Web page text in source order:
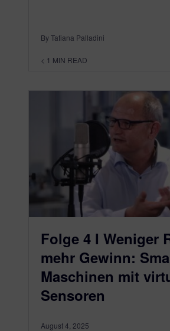
By Tatiana Palladini
< 1 MIN READ
Folge 4 I Weniger
mehr Gewinn:
Maschinen mit
Sensoren
August 4, 2025